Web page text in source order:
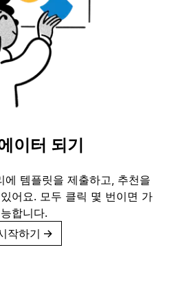
이터 되기
템플릿을 제출하고, 추천을
어요. 모두 클릭 몇 번이면 가
능합니다.
작하기 →